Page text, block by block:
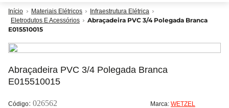
Materiais Elétricos
Infraestrutura Elétrica
Eletrodutos E Acessórios
Abraçadeira PVC 3/4 Polegada Branca
E015510015
Abraçadeira PVC 3/4 Polegada Branca
E015510015
: 026562 Marca: WETZEL
Termos mais buscados
1º cabo
2º luminaria
4º cabo pp